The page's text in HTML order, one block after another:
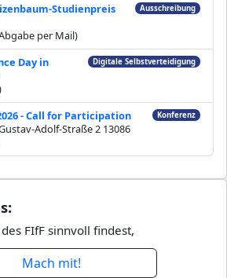
Studienpreis
per Mail)
Ausschreibung
Day in
Digitale Selbstverteidigung
- Call for Participation
Adolf-Straße 2 13086
Konferenz
FIfF sinnvoll findest,
Mach mit!